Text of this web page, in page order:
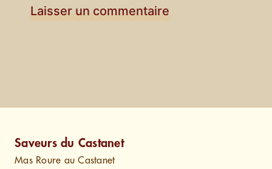
Saveurs du Castanet
Mas Roure au Castanet